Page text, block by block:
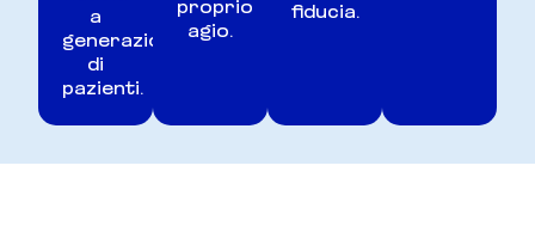
a
generazioni
di
pazienti.
proprio
agio.
fiducia.